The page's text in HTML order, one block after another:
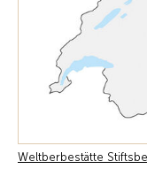
Weltberbestätte